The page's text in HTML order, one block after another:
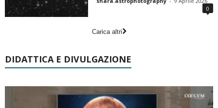
0
Carica altri
DIDATTICA E DIVULGAZIONE